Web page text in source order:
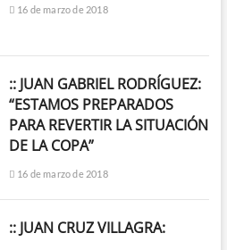
16 de marzo de 2018
:: JUAN GABRIEL RODRÍGUEZ:
“ESTAMOS PREPARADOS
PARA REVERTIR LA SITUACIÓN
DE LA COPA”
16 de marzo de 2018
:: JUAN CRUZ VILLAGRA: